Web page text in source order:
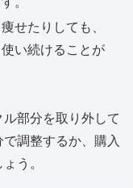
せたりしても、
い続けることが
部分を取り外して
調整するか、購入
う。